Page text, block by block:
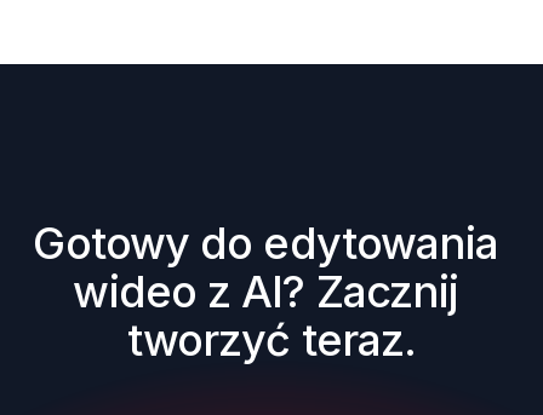
Gotowy do edytowania
wideo z AI? Zacznij
tworzyć teraz.